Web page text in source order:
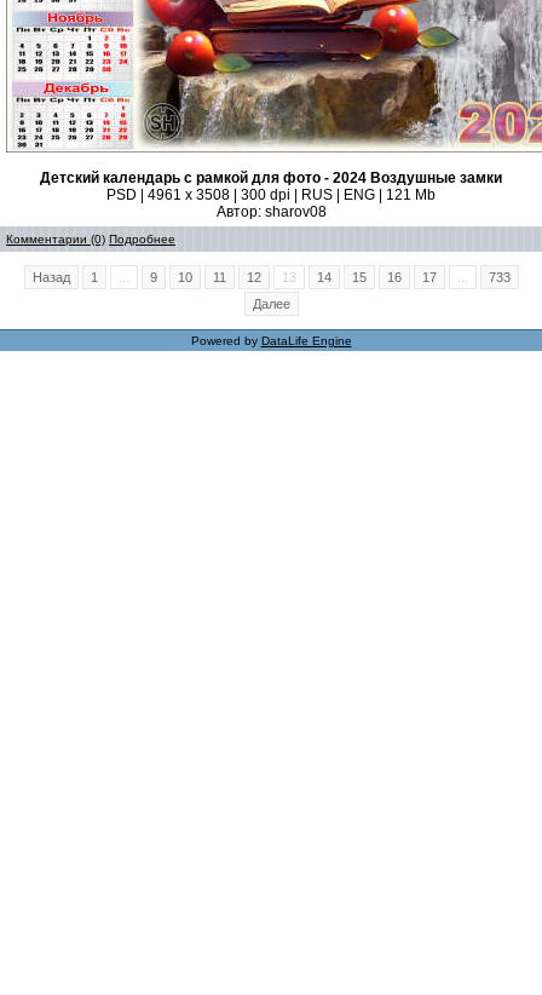
Детский календарь с рамкой для фото - 2024 Воздушные замки
PSD | 4961 х 3508 | 300 dpi | RUS | ENG | 121 Mb
Автор: sharov08
Комментарии (0) Подробнее
Назад 1 9 10 11 12 13 14 15 16 17
733
Далее
Powered by DataLife Engine